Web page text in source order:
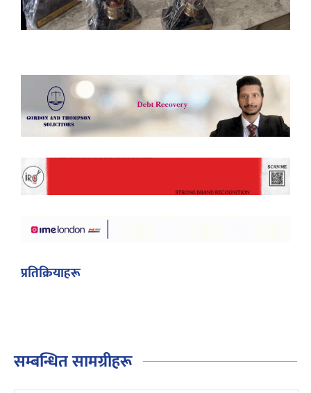
प्रतिक्रियाहरू
सम्बन्धित सामग्रीहरू